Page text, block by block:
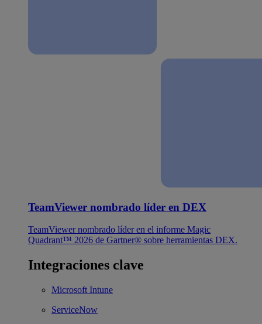
TeamViewer nombrado líder en DEX
TeamViewer nombrado líder en el informe Magic
Quadrant™ 2026 de Gartner® sobre herramientas DEX.
Integraciones clave
Microsoft Intune
ServiceNow